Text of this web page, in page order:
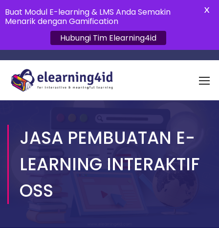
JASA PEMBUATAN E-
LEARNING INTERAKTIF
OSS
Buat Modul E-learning & LMS Anda Semakin
Menarik dengan Gamification
Hubungi Tim Elearning4id
X